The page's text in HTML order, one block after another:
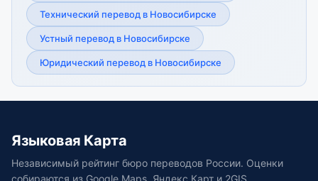
Технический перевод в Новосибирске
Устный перевод в Новосибирске
Юридический перевод в Новосибирске
Языковая Карта
Независимый рейтинг бюро переводов России. Оценки